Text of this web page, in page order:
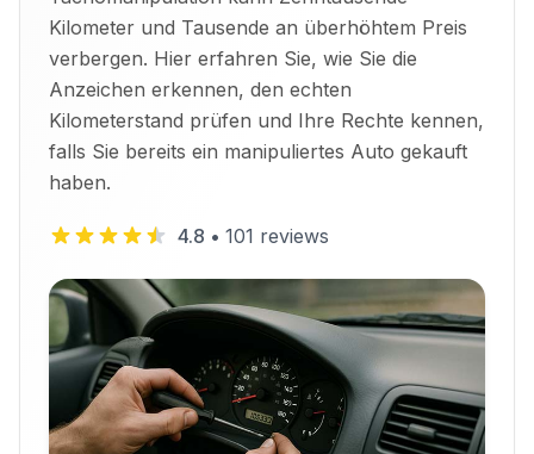
Kilometer und Tausende an überhöhtem Preis
verbergen. Hier erfahren Sie, wie Sie die
Anzeichen erkennen, den echten
Kilometerstand prüfen und Ihre Rechte kennen,
falls Sie bereits ein manipuliertes Auto gekauft
haben.
4.8 • 101 reviews